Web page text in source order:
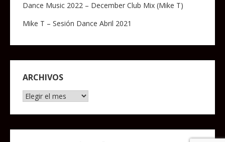
Dance Music 2022 – December Club Mix (Mike T)
Mike T – Sesión Dance Abril 2021
ARCHIVOS
Archivos